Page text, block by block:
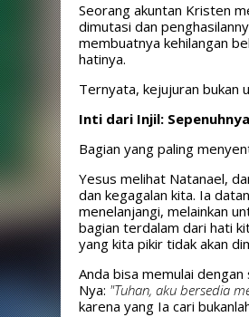
Seorang akuntan Kristen
dimutasi dan
membuatnya kehilangan
hatinya.
Ternyata, kejujuran bukan
Inti dari Injil:
Bagian yang paling
Yesus melihat Natanael,
dan kegagalan kita. Ia
menelanjangi, melainkan
bagian terdalam dari hati
yang kita pikir tidak akan
Anda bisa memulai
Nya: "Tuhan, aku bersedia
karena yang Ia cari